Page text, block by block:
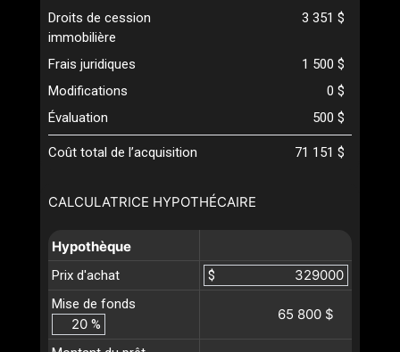
CALCULATRICE HYPOTHÉCAIRE
Hypothèque
Prix d'achat
$
Mise de fonds
%
65 800 $
Droits de cession
immobilière
3 351 $
Frais juridiques
1 500 $
Modifications
0 $
Évaluation
500 $
Coût total de l’acquisition 71 151 $